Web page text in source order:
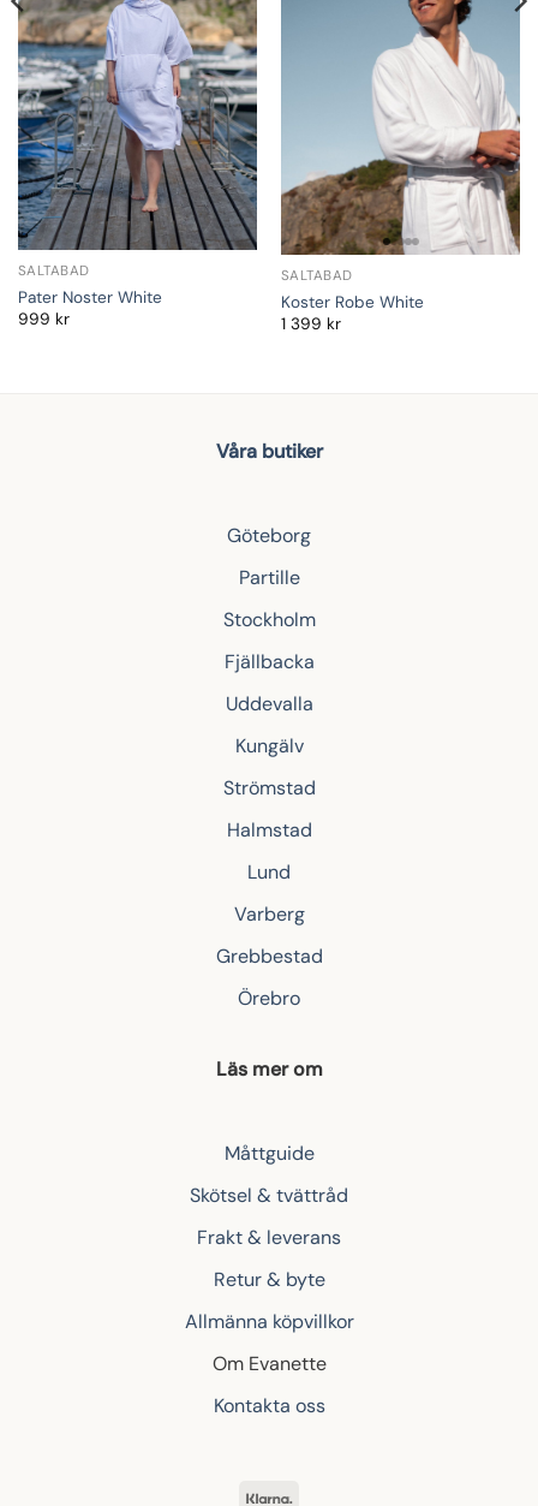
SALTABAD
Pater Noster White
999 kr
SALTABAD
Koster Robe White
1 399 kr
Våra butiker
Göteborg
Partille
Stockholm
Fjällbacka
Uddevalla
Kungälv
Strömstad
Halmstad
Lund
Varberg
Grebbestad
Örebro
Läs mer om
Måttguide
Skötsel & tvättråd
Frakt & leverans
Retur & byte
Allmänna köpvillkor
Om Evanette
Kontakta oss
Klarna